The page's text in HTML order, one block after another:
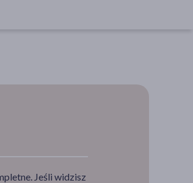
Jeśli widzisz